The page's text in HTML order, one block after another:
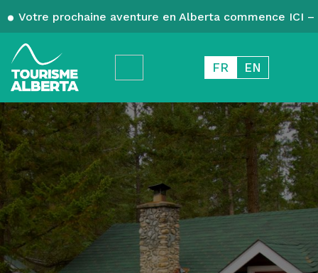
Votre prochaine aventure en Alberta commence ICI
FR EN